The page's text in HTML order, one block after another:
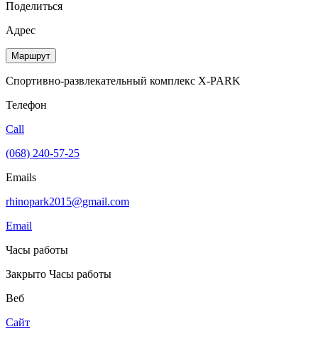
Поделиться
Адрес
Маршрут
Спортивно-развлекательный комплекс X-PARK
Телефон
Call
(068) 240-57-25
Emails
rhinopark2015@gmail.com
Email
Часы работы
Закрыто Часы работы
Веб
Сайт